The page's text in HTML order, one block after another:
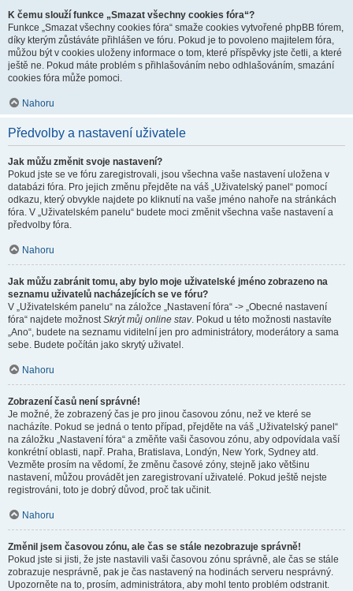
K čemu slouží funkce „Smazat všechny cookies fóra“?
Funkce „Smazat všechny cookies fóra“ smaže cookies vytvořené phpBB fórem,
díky kterým zůstáváte přihlášen ve fóru. Pokud je to povoleno majitelem fóra,
můžou být v cookies uloženy informace o tom, které příspěvky jste četli, a které
ještě ne. Pokud máte problém s přihlašováním nebo odhlašováním, smazání
cookies fóra může pomoci.
Nahoru
Předvolby a nastavení uživatele
Jak můžu změnit svoje nastavení?
Pokud jste se ve fóru zaregistrovali, jsou všechna vaše nastavení uložena v
databázi fóra. Pro jejich změnu přejděte na váš „Uživatelský panel“ pomocí
odkazu, který obvykle najdete po kliknutí na vaše jméno nahoře na stránkách
fóra. V „Uživatelském panelu“ budete moci změnit všechna vaše nastavení a
předvolby fóra.
Nahoru
Jak můžu zabránit tomu, aby bylo moje uživatelské jméno zobrazeno na
seznamu uživatelů nacházejících se ve fóru?
V „Uživatelském panelu“ na záložce „Nastavení fóra“ -> „Obecné nastavení
fóra“ najdete možnostSkrýt můj online stav. Pokud u této možnosti nastavíte
„Ano“, budete na seznamu viditelní jen pro administrátory, moderátory a sama
sebe. Budete počítán jako skrytý uživatel.
Nahoru
Zobrazení časů není správné!
Je možné, že zobrazený čas je pro jinou časovou zónu, než ve které se
nacházíte. Pokud se jedná o tento případ, přejděte na váš „Uživatelský panel“
na záložku „Nastavení fóra“ a změňte vaši časovou zónu, aby odpovídala vaší
konkrétní oblasti, např. Praha, Bratislava, Londýn, New York, Sydney atd.
Vezměte prosím na vědomí, že změnu časové zóny, stejně jako většinu
nastavení, můžou provádět jen zaregistrovaní uživatelé. Pokud ještě nejste
registrováni, toto je dobrý důvod, proč tak učinit.
Nahoru
Změnil jsem časovou zónu, ale čas se stále nezobrazuje správně!
Pokud jste si jisti, že jste nastavili vaši časovou zónu správně, ale čas se stále
zobrazuje nesprávně, pak je čas nastavený na hodinách serveru nesprávný.
Upozorněte na to, prosím, administrátora, aby mohl tento problém odstranit.